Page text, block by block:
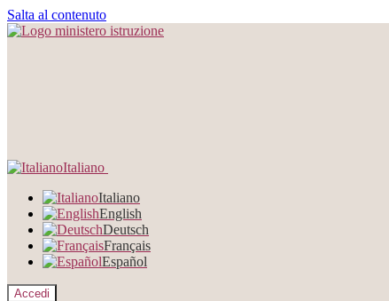
Salta al contenuto
Italiano
Italiano
English
Deutsch
Français
Español
Accedi